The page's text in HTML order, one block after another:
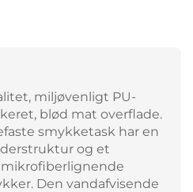
miljøvenligt PU-
blød mat overflade.
smykketask har en
og et
Den vandafvisende